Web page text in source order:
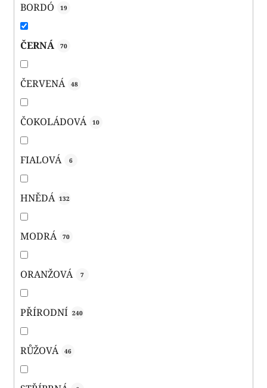
BORDÓ 19
ČERNÁ 70
ČERVENÁ 48
ČOKOLÁDOVÁ 10
FIALOVÁ 6
HNĚDÁ 132
MODRÁ 70
ORANŽOVÁ 7
PŘÍRODNÍ 240
RŮŽOVÁ 46